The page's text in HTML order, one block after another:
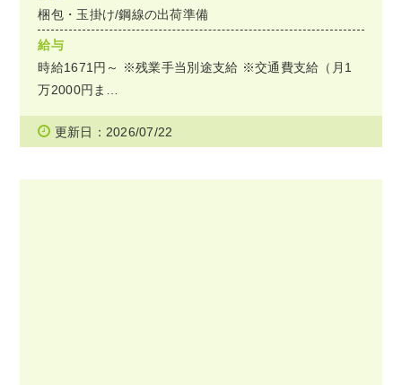
梱包・玉掛け/鋼線の出荷準備
給与
時給1671円～ ※残業手当別途支給 ※交通費支給（月1
万2000円ま…
更新日：2026/07/22